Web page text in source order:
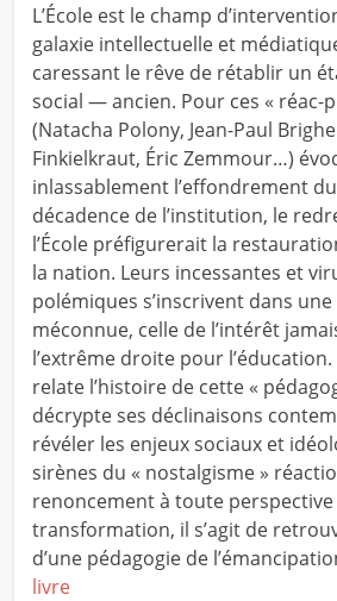
L’École est le champ
galaxie intellectuelle et
caressant le rêve de rétablir un
social — ancien. Pour ces « réac-
(Natacha Polony, Jean-Paul
Finkielkraut, Éric Zemmour…)
inlassablement l’effondrement
décadence de l’institution, le
l’École préfigurerait la
la nation. Leurs incessantes et
polémiques s’inscrivent dans
méconnue, celle de l’intérêt
l’extrême droite pour
relate l’histoire de cette «
décrypte ses déclinaisons
révéler les enjeux sociaux et
sirènes du « nostalgisme »
renoncement à toute perspective
transformation, il s’agit de
d’une pédagogie de
livre